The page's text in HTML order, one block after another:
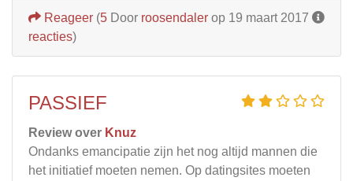
Door roosendaler op 19 maart 2017
Reageer (5
reacties)
PASSIEF
Review over Knuz
Ondanks emancipatie zijn het nog altijd mannen die
het initiatief moeten nemen. Op datingsites moeten